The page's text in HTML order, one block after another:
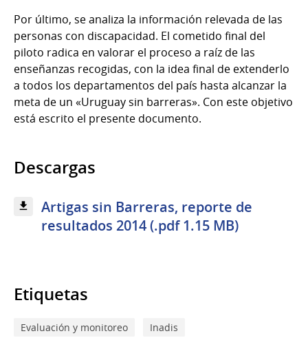
Por último, se analiza la información relevada de las
personas con discapacidad. El cometido final del
piloto radica en valorar el proceso a raíz de las
enseñanzas recogidas, con la idea final de extenderlo
a todos los departamentos del país hasta alcanzar la
meta de un «Uruguay sin barreras». Con este objetivo
está escrito el presente documento.
Descargas
Artigas sin Barreras, reporte de
resultados 2014 (.pdf 1.15 MB)
Etiquetas
Evaluación y monitoreo
Inadis